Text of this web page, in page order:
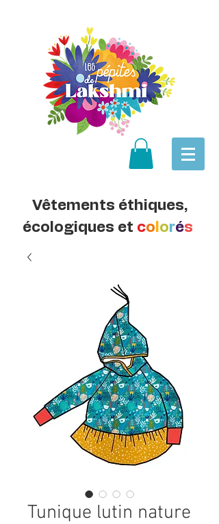
Vêtements éthiques,
écologiques et co orés
Tunique lutin nature